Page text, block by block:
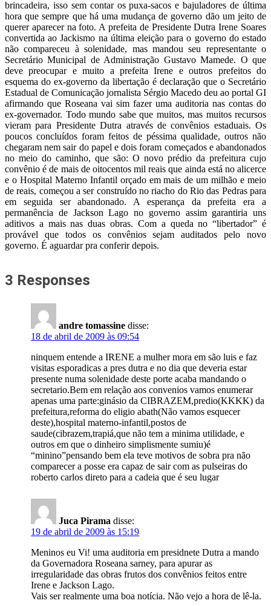
brincadeira, isso sem contar os puxa-sacos e bajuladores de última
hora que sempre que há uma mudança de governo dão um jeito de
querer aparecer na foto. A prefeita de Presidente Dutra Irene Soares
convertida ao Jackismo na última eleição para o governo do estado
não compareceu à solenidade, mas mandou seu representante o
Secretário Municipal de Administração Gustavo Mamede. O que
deve preocupar e muito a prefeita Irene e outros prefeitos do
esquema do ex-governo da libertação é declaração que o Secretário
Estadual de Comunicação jornalista Sérgio Macedo deu ao portal GI
afirmando que Roseana vai sim fazer uma auditoria nas contas do
ex-governador. Todo mundo sabe que muitos, mas muitos recursos
vieram para Presidente Dutra através de convênios estaduais. Os
poucos concluídos foram feitos de péssima qualidade, outros não
chegaram nem sair do papel e dois foram começados e abandonados
no meio do caminho, que são: O novo prédio da prefeitura cujo
convênio é de mais de oitocentos mil reais que ainda está no alicerce
e o Hospital Materno Infantil orçado em mais de um milhão e meio
de reais, começou a ser construído no riacho do Rio das Pedras para
em seguida ser abandonado. A esperança da prefeita era a
permanência de Jackson Lago no governo assim garantiria uns
aditivos a mais nas duas obras. Com a queda no “libertador” é
provável que todos os convênios sejam auditados pelo novo
governo. É aguardar pra conferir depois.
3 Responses
andre tomassine disse:
18 de abril de 2009 às 09:54
ninquem entende a IRENE a mulher mora em são luis e faz
visitas esporadicas a pres dutra e no dia que deveria estar
presente numa solenidade deste porte acaba mandando o
secretario.Bem em relação aos convenios vamos enumerar
apenas uma parte:ginásio da CIBRAZEM,predio(KKKK) da
prefeitura,reforma do eligio abath(Não vamos esquecer
deste),hospital materno-infantil,postos de
saude(cibrazem,trapiá,que não tem a minima utilidade, e
outros em que o dinheiro simplismente sumiu)é
“minino”pensando bem ela teve motivos de sobra pra não
comparecer a posse era capaz de sair com as pulseiras do
roberto carlos direto para a cadeia que é seu lugar
Juca Pirama disse:
19 de abril de 2009 às 15:19
Meninos eu Vi! uma auditoria em presidnete Dutra a mando
da Governadora Roseana sarney, para apurar as
irregularidade das obras frutos dos convênios feitos entre
Irene e Jackson Lago.
Vais ser realmente uma boa notícia. Não vejo a hora de lê-la.